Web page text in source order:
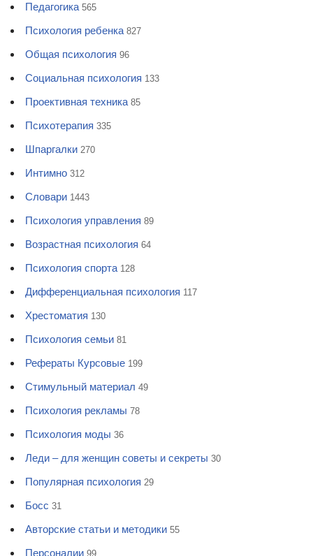
Педагогика 565
Психология ребенка 827
Общая психология 96
Социальная психология 133
Проективная техника 85
Психотерапия 335
Шпаргалки 270
Интимно 312
Словари 1443
Психология управления 89
Возрастная психология 64
Психология спорта 128
Дифференциальная психология 117
Хрестоматия 130
Психология семьи 81
Рефераты Курсовые 199
Стимульный материал 49
Психология рекламы 78
Психология моды 36
Леди – для женщин советы и секреты 30
Популярная психология 29
Босс 31
Авторские статьи и методики 55
Персоналии 99